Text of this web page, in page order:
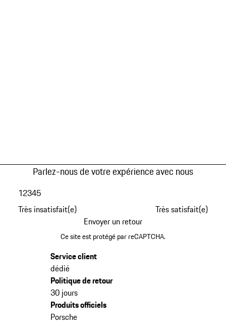
Parlez-nous de votre expérience avec nous
Très insatisfait(e)
12345
Très satisfait(e)
Envoyer un retour
Ce site est protégé par reCAPTCHA.
Service client
dédié
Politique de retour
30 jours
Produits officiels
Porsche